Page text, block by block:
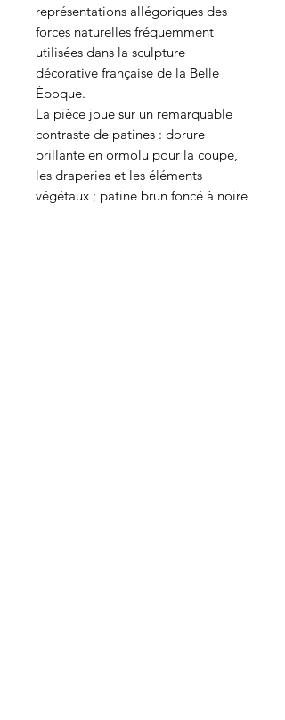
représentations allégoriques des
forces naturelles fréquemment
utilisées dans la sculpture
décorative française de la Belle
Époque.
La pièce joue sur un remarquable
contraste de patines : dorure
brillante en ormolu pour la coupe,
les draperies et les éléments
végétaux ; patine brun foncé à noire